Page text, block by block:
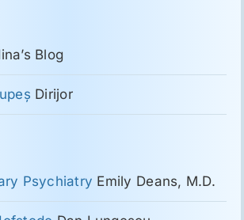
Blog
Dirijor
Psychiatry Emily Deans, M.D.